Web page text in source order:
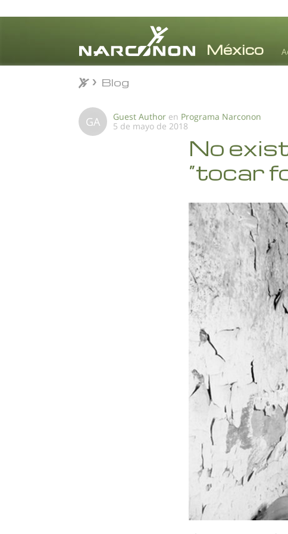
Blog
GA Guest Author en Programa Narconon
5 de mayo de 2018
No
“tocar
Blog